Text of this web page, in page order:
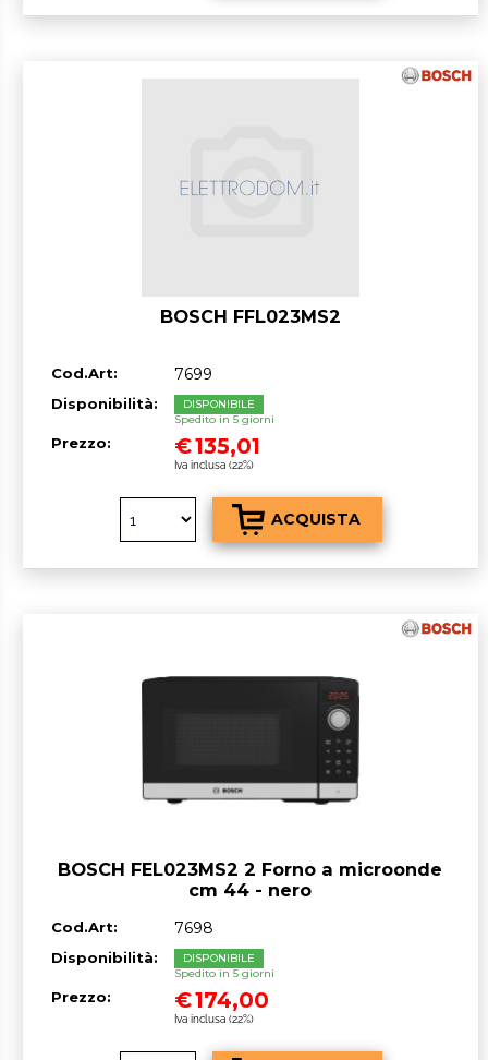
BOSCH FFL023MS2
Cod.Art: 7699
Disponibilità:
DISPONIBILE
Spedito in 5 giorni
Prezzo: €135,01
Iva inclusa (22%)
BOSCH FEL023MS2 2 Forno a microonde
cm 44 - nero
Cod.Art: 7698
Disponibilità:
DISPONIBILE
Spedito in 5 giorni
Prezzo: €174,00
Iva inclusa (22%)